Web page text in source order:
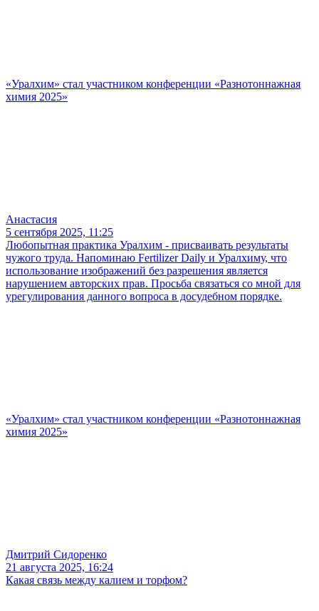
«Уралхим» стал участником конференции «Разнотоннажная
химия 2025»
Анастасия
5 сентября 2025, 11:25
Любопытная практика Уралхим - присваивать результаты
чужого труда. Напоминаю Fertilizer Daily и Уралхиму, что
использование изображений без разрешения является
нарушением авторских прав. Просьба связаться со мной для
урегулирования данного вопроса в досудебном порядке.
«Уралхим» стал участником конференции «Разнотоннажная
химия 2025»
Дмитрий Сидоренко
21 августа 2025, 16:24
Какая связь между калием и торфом?